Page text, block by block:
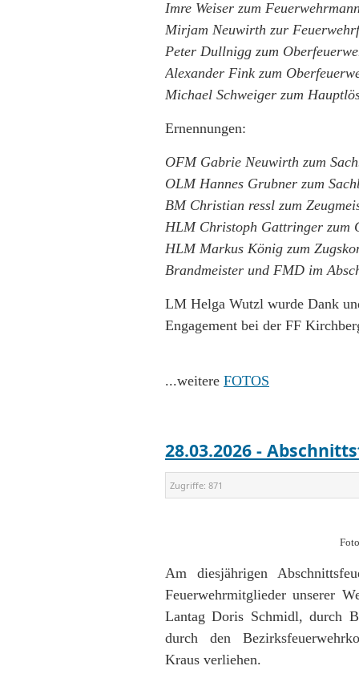
Imre Weiser zum
Mirjam Neuwirth zur
Peter Dullnigg zum
Alexander Fink zum
Michael Schweiger zum
Ernennungen:
OFM Gabrie Neuwirth zum
OLM Hannes Grubner zum
BM Christian ressl zum
HLM Christoph Gattringer zum
HLM Markus König zum
Brandmeister und FMD im
LM Helga Wutzl wurde Dank
Engagement bei der FF
...weitere FOTOS
28.03.2026 -
Zugriffe: 871
Am diesjährigen
Feuerwehrmitglieder unserer
Lantag Doris Schmidl, durch
durch den
Kraus verliehen.